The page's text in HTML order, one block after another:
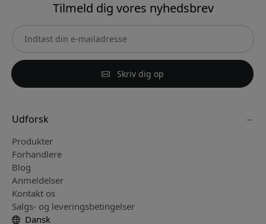
Tilmeld dig vores nyhedsbrev
Skriv dig op
Udforsk
Produkter
Forhandlere
Blog
Anmeldelser
Kontakt os
Salgs- og leveringsbetingelser
Dansk